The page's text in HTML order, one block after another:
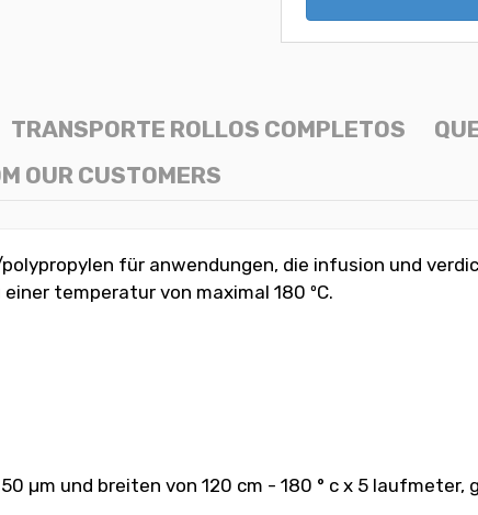
TRANSPORTE ROLLOS COMPLETOS
OUR CUSTOMERS
für anwendungen, die infusion und
temperatur von maximal 180 ºC.
µm und breiten von 120 cm - 180 ° c x 5